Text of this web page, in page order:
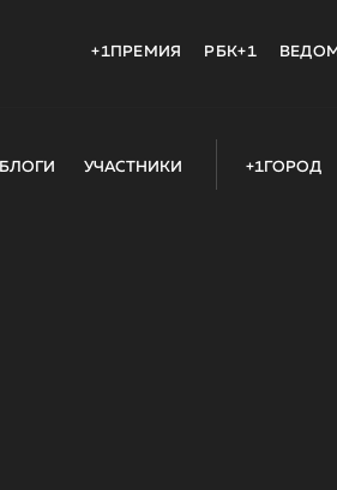
+1ПРЕМИЯ РБК+1
БЛОГИ УЧАСТНИКИ +1ГОРОД